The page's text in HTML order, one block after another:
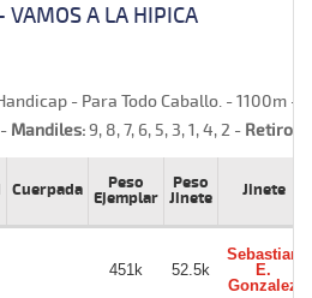
A LA HIPICA
- Para Todo Caballo. - 1100m -
Mandiles:9, 8, 7, 6, 5, 3, 1, 4, 2 - Retiros:
Cuerpada
Peso
Ejemplar
Peso
Jinete
Jinete
451k 52.5k
Sebastian
E.
Gonzalez